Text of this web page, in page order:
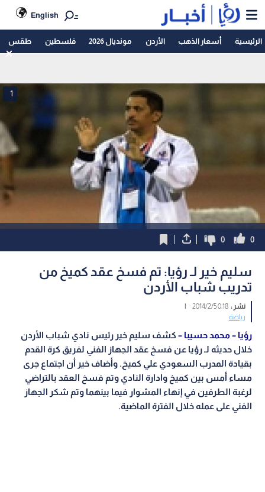
English
الرئيسية أسعار الذهب الأردن مونديال 2026 فلسطين طقس
1
0
0
سليم خير لـ رؤيا: تم فسخ عقد كميخ من
تدريب شباب الأردن
نشر :0:18 2014/2/5
|
رياضة
رؤيا – محمد حسيبا – كشف سليم خير رئيس نادي شباب الأردن
خلال حديثه لـ رؤيا عن فسخ عقد الجهاز الفني لفريق كرة القدم
بقيادة المدرب السعودي علي كميخ. وأضاف خير أن اجتماع جرى
مساء أمس بين كميخ وادارة النادي وتم فسخ العقد بالتراضي
لرغبة الطرفين في إنهاء المشوار فيما بينهما وتم شكر الجهاز
الفني على عمله خلال الفترة الماضية.